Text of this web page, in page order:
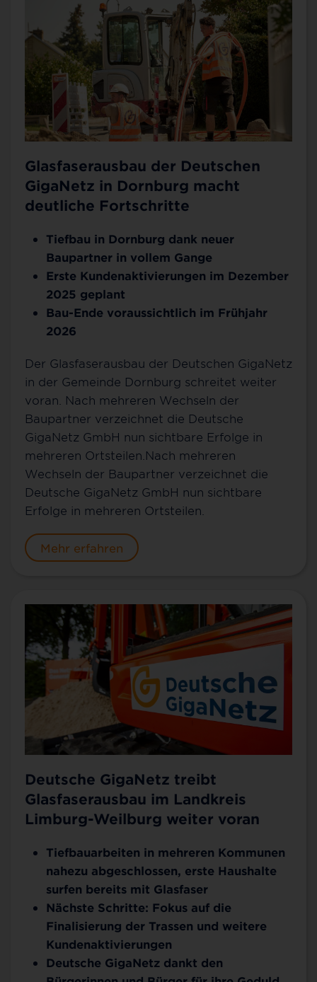
Glasfaserausbau der Deutschen
GigaNetz in Dornburg macht
deutliche Fortschritte
Tiefbau in Dornburg dank neuer
Baupartner in vollem Gange
Erste Kundenaktivierungen im Dezember
2025 geplant
Bau-Ende voraussichtlich im Frühjahr
2026
Der Glasfaserausbau der Deutschen GigaNetz
in der Gemeinde Dornburg schreitet weiter
voran. Nach mehreren Wechseln der
Baupartner verzeichnet die Deutsche
GigaNetz GmbH nun sichtbare Erfolge in
mehreren Ortsteilen.Nach mehreren
Wechseln der Baupartner verzeichnet die
Deutsche GigaNetz GmbH nun sichtbare
Erfolge in mehreren Ortsteilen.
Mehr erfahren
Deutsche GigaNetz treibt
Glasfaserausbau im Landkreis
Limburg-Weilburg weiter voran
Tiefbauarbeiten in mehreren Kommunen
nahezu abgeschlossen, erste Haushalte
surfen bereits mit Glasfaser
Nächste Schritte: Fokus auf die
Finalisierung der Trassen und weitere
Kundenaktivierungen
Deutsche GigaNetz dankt den